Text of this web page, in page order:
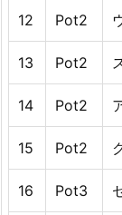
12 Pot2
13 Pot2
14 Pot2
15 Pot2
16 Pot3